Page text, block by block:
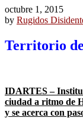
octubre 1, 2015
by Rugidos
Territorio
IDARTES –
ciudad a ritmo de
y se acerca con